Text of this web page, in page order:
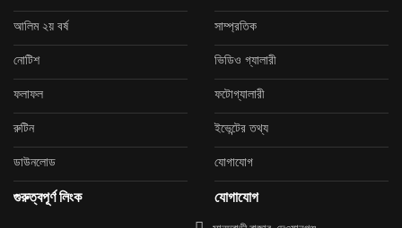
আলিম ২য় বর্ষ
নোটিশ
ফলাফল
রুটিন
ডাউনলোড
সাম্প্রতিক
ভিডিও গ্যালারী
ফটোগ্যালারী
ইভেন্টের তথ্য
যোগাযোগ
গুরুত্বপূর্ণ লিংক যোগাযোগ